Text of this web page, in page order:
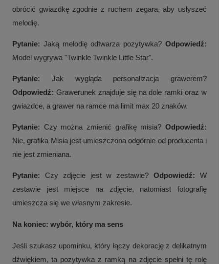
obrócić gwiazdkę zgodnie z ruchem zegara, aby usłyszeć
melodię.
Pytanie: Jaką melodię odtwarza pozytywka? Odpowiedź:
Model wygrywa "Twinkle Twinkle Little Star".
Pytanie: Jak wygląda personalizacja grawerem?
Odpowiedź: Grawerunek znajduje się na dole ramki oraz w
gwiazdce, a grawer na ramce ma limit max 20 znaków.
Pytanie: Czy można zmienić grafikę misia? Odpowiedź:
Nie, grafika Misia jest umieszczona odgórnie od producenta i
nie jest zmieniana.
Pytanie: Czy zdjęcie jest w zestawie?Odpowiedź: W
zestawie jest miejsce na zdjęcie, natomiast fotografię
umieszcza się we własnym zakresie.
Na koniec: wybór, który ma sens
Jeśli szukasz upominku, który łączy dekorację z delikatnym
dźwiękiem, ta pozytywka z ramką na zdjęcie spełni tę rolę